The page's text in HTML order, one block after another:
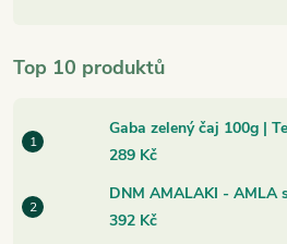
Top 10 produktů
Gaba zelený čaj 100g |
289 Kč
DNM AMALAKI - AMLA
392 Kč